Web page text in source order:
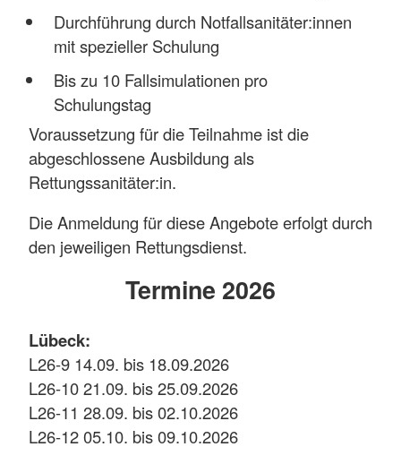
Durchführung durch Notfallsanitäter:innen
mit spezieller Schulung
Bis zu 10 Fallsimulationen pro
Schulungstag
Voraussetzung für die Teilnahme ist die
abgeschlossene Ausbildung als
Rettungssanitäter:in.
Die Anmeldung für diese Angebote erfolgt durch
den jeweiligen Rettungsdienst.
Termine 2026
Lübeck:
L26-9 14.09. bis 18.09.2026
L26-10 21.09. bis 25.09.2026
L26-11 28.09. bis 02.10.2026
L26-12 05.10. bis 09.10.2026